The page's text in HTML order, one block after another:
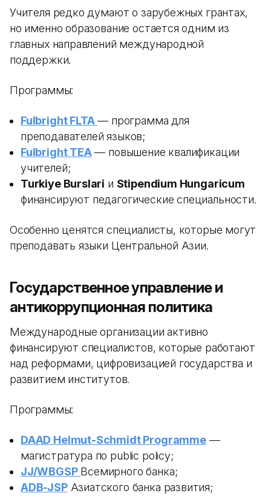
Учителя редко думают о зарубежных грантах,
но именно образование остается одним из
главных направлений международной
поддержки.
Программы:
Fulbright FLTA — программа для
преподавателей языков;
Fulbright TEA— повышение квалификации
учителей;
Turkiye Burslari и Stipendium Hungaricum
финансируют педагогические специальности.
Особенно ценятся специалисты, которые могут
преподавать языки Центральной Азии.
Государственное управление и
антикоррупционная политика
Международные организации активно
финансируют специалистов, которые работают
над реформами, цифровизацией государства и
развитием институтов.
Программы:
DAAD Helmut-Schmidt Programme—
магистратура по public policy;
JJ/WBGSP Всемирного банка;
ADB-JSPАзиатского банка развития;